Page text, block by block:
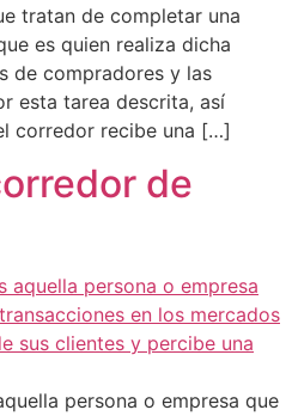
tratan de completar una
es quien realiza dicha
de compradores y las
esta tarea descrita, así
corredor recibe una […]
de
persona o empresa que